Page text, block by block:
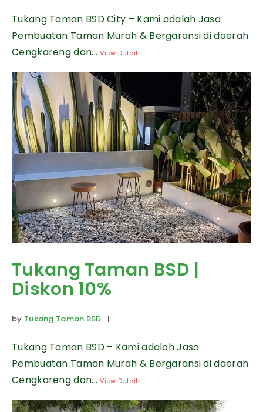
Tukang Taman BSD City – Kami adalah Jasa
Pembuatan Taman Murah & Bergaransi di daerah
Cengkareng dan...View Detail
Tukang Taman BSD |
Diskon 10%
by Tukang Taman BSD |
Tukang Taman BSD – Kami adalah Jasa
Pembuatan Taman Murah & Bergaransi di daerah
Cengkareng dan...View Detail